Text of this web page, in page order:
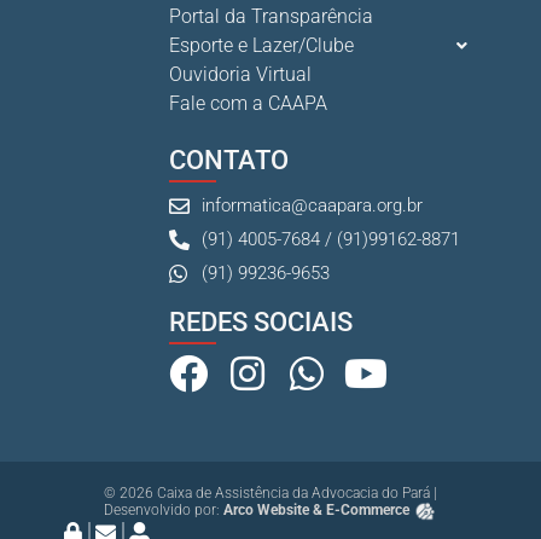
Portal da Transparência
Esporte e Lazer/Clube
Ouvidoria Virtual
Fale com a CAAPA
CONTATO
informatica@caapara.org.br
(91) 4005-7684 / (91)99162-8871
(91) 99236-9653
REDES SOCIAIS
© 2026 Caixa de Assistência da Advocacia do Pará |
Desenvolvido por: Arco Website & E-Commerce